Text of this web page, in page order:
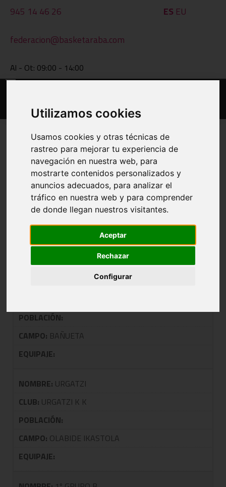
Utilizamos cookies
Usamos cookies y otras técnicas de
rastreo para mejorar tu experiencia de
navegación en nuestra web, para
mostrarte contenidos personalizados y
anuncios adecuados, para analizar el
tráfico en nuestra web y para comprender
de donde llegan nuestros visitantes.
Aceptar
Rechazar
Configurar
945 14 46 26
federacion@basketaraba.com
Al - Ot: 09:00 - 14:00
ES EU
EGUTEGIAK ETA EMAITZAK
INPRIMATU
BESTE TALDE BAT IKUSI
TALDEA: 0808 F4 SENIOR FEMENINA 1ª
AXA AMURRIO
POBLACIÓN:
CAMPO: BAÑUETA
EQUIPAJE:
NOMBRE: URGATZI
CLUB: URGATZI K K
POBLACIÓN:
CAMPO: OLABIDE IKASTOLA
EQUIPAJE: